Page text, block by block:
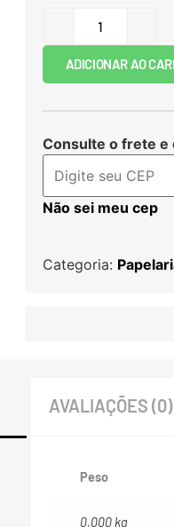
ADICIONAR AO
Consulte o frete e
Não sei meu cep
Categoria:
AVALIAÇÕES (0)
Peso
0,000 kg